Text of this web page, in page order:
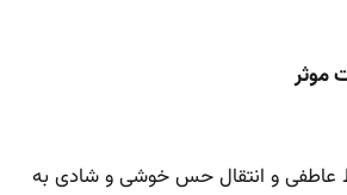
موثر
عاطفی و انتقال حس خوشی و شادی به